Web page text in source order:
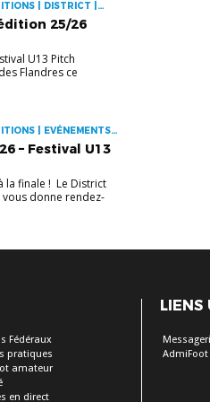
| DISTRICT |
25/26
U13 Pitch
Flandres ce
| EVÉNEMENTS |
– Festival U13
la finale ! Le District
donne rendez-
Fédéraux
pratiques
amateur
en direct
LIENS
AdmiFoot